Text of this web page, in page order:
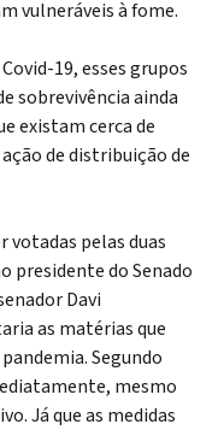
vulneráveis à fome.
19, esses grupos
sobrevivência ainda
existam cerca de
de distribuição de
votadas pelas duas
presidente do Senado
Davi
as matérias que
Segundo
mesmo
Já que as medidas